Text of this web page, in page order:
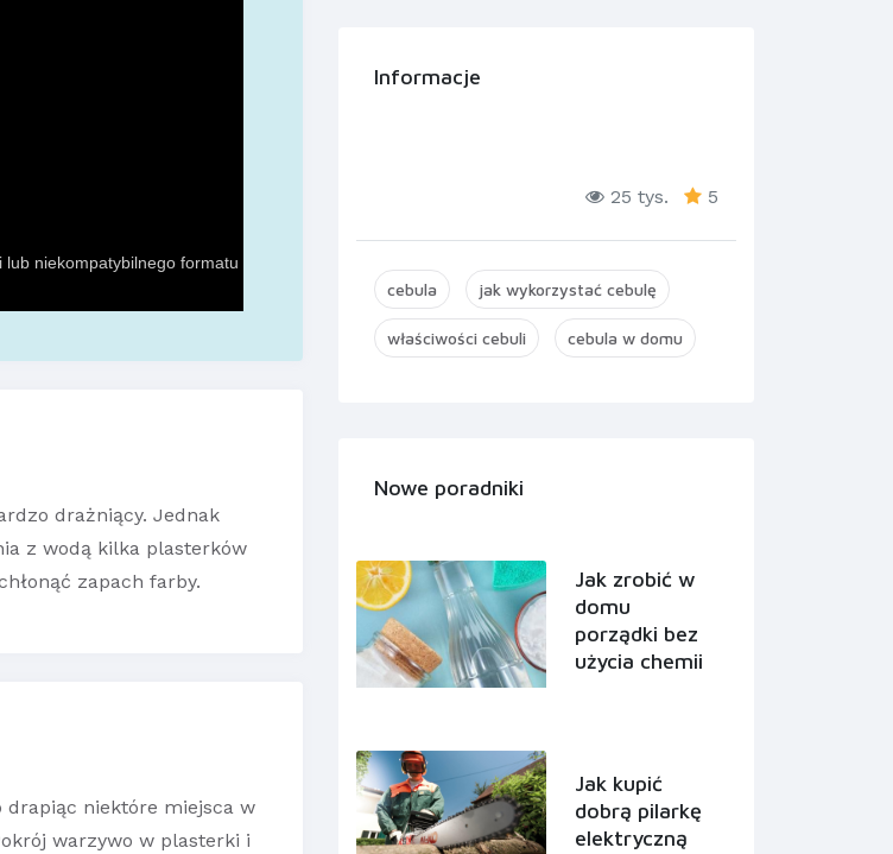
drażniący. Jednak
z wodą kilka plasterków
zapach farby.
drapiąc niektóre miejsca w
warzywo w plasterki i
Informacje
25 tys. 5
cebula jak wykorzystać cebulę
właściwości cebuli cebula w domu
Nowe poradniki
Jak zrobić w
domu
porządki bez
użycia chemii
Jak kupić
dobrą pilarkę
elektryczną